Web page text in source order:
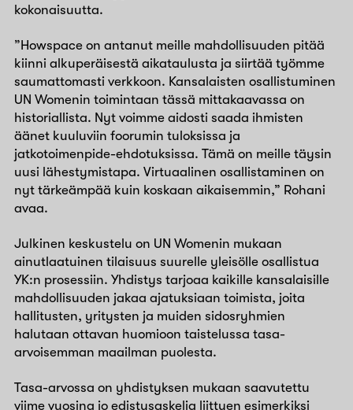
kokonaisuutta.
”Howspace on antanut meille mahdollisuuden pitää
kiinni alkuperäisestä aikataulusta ja siirtää työmme
saumattomasti verkkoon. Kansalaisten osallistuminen
UN Womenin toimintaan tässä mittakaavassa on
historiallista. Nyt voimme aidosti saada ihmisten
äänet kuuluviin foorumin tuloksissa ja
jatkotoimenpide-ehdotuksissa. Tämä on meille täysin
uusi lähestymistapa. Virtuaalinen osallistaminen on
nyt tärkeämpää kuin koskaan aikaisemmin,” Rohani
avaa.
Julkinen keskustelu on UN Womenin mukaan
ainutlaatuinen tilaisuus suurelle yleisölle osallistua
YK:n prosessiin. Yhdistys tarjoaa kaikille kansalaisille
mahdollisuuden jakaa ajatuksiaan toimista, joita
hallitusten, yritysten ja muiden sidosryhmien
halutaan ottavan huomioon taistelussa tasa-
arvoisemman maailman puolesta.
Tasa-arvossa on yhdistyksen mukaan saavutettu
viime vuosina jo edistysaskelia liittyen esimerkiksi